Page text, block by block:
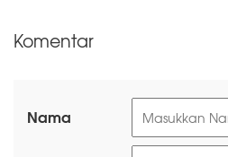
Komentar
Nama